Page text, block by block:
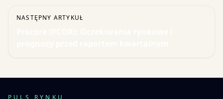
NASTĘPNY ARTYKUŁ
PULS RYNKU